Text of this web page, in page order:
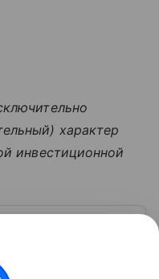
характер
инвестиционной